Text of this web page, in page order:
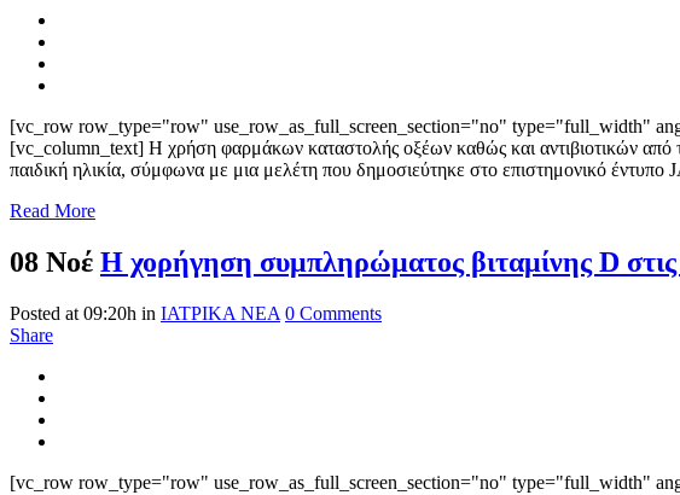
[vc_row row_type="row" use_row_as_full_screen_section="no" type="full_width"
[vc_column_text] Η χρήση φαρμάκων καταστολής οξέων καθώς και αντιβιοτικών από
παιδική ηλικία, σύμφωνα με μια μελέτη που δημοσιεύτηκε στο επιστημονικό
Read More
08 Νοέ Η χορήγηση συμπληρώματος βιταμίνης D στις
Posted at 09:20h in ΙΑΤΡΙΚΑ ΝΕΑ 0 Comments
Share
[vc_row row_type="row" use_row_as_full_screen_section="no" type="full_width"